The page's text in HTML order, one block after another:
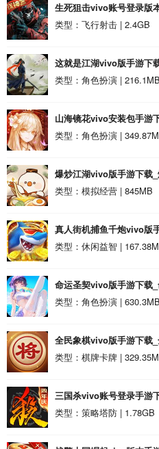
生死狙击vivo账号登录版
vivo账号登录版本安卓版
类型：飞行射击 | 2.4GB
这就是江湖vivo版手游下
卓版
类型：角色扮演 | 216.1MB
山海镜花vivo安装包手游
包安卓版
类型：角色扮演 |
爆炒江湖vivo版手游下载
类型：模拟经营 | 845MB
真人街机捕鱼千炮vivo版
千炮vivo版安卓版
类型：休闲益智 |
命运圣契vivo版手游下载
类型：角色扮演 | 630.3MB
全民象棋vivo版手游下载
类型：棋牌卡牌 |
三国杀vivo账号登录手游
录安卓版
类型：策略塔防 | 1.78GB